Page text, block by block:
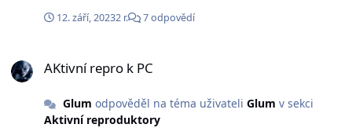
12. září, 20232 r. 7 odpovědí
AKtivní repro k PC
Glum odpověděl na téma uživateli Glum v sekci
Aktivní reproduktory